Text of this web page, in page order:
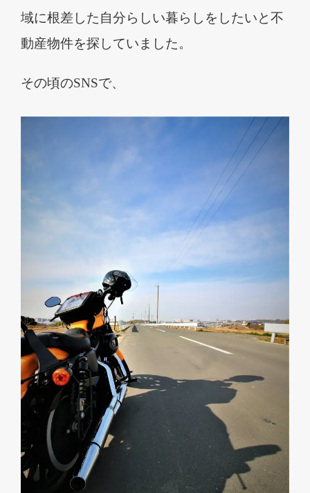
域に根差した自分らしい暮らしをしたいと不
動産物件を探していました。
その頃のSNSで、